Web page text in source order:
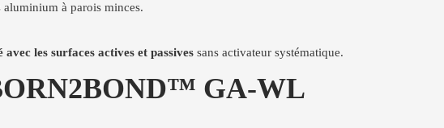
à parois minces.
les surfaces actives et passives sans activateur systématique.
GA-WL